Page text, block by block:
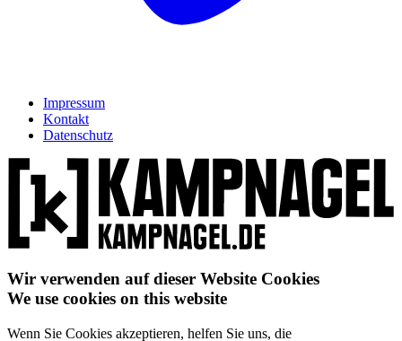
Impressum
Kontakt
Datenschutz
Wir verwenden auf dieser Website Cookies
We use cookies on this website
Wenn Sie Cookies akzeptieren, helfen Sie uns, die